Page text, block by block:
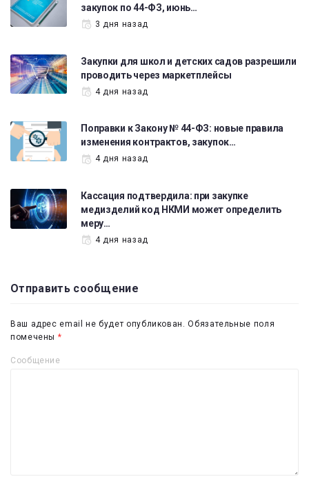
закупок по 44-ФЗ, июнь…
3 дня назад
Закупки для школ и детских садов разрешили
проводить через маркетплейсы
4 дня назад
Поправки к Закону № 44-ФЗ: новые правила
изменения контрактов, закупок…
4 дня назад
Кассация подтвердила: при закупке
медизделий код НКМИ может определить
меру…
4 дня назад
Отправить сообщение
Ваш адрес email не будет опубликован. Обязательные поля
помечены *
Сообщение